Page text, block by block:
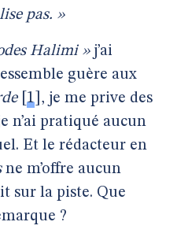
pas. »
Halimi »j’ai
guère aux
[ 1 , je me prive des
n’ai pratiqué aucun
Et le rédacteur en
ne m’offre aucun
sur la piste. Que
?